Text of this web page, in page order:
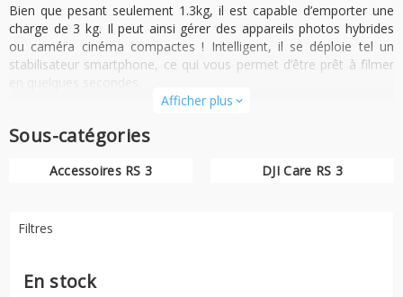
Bien que pesant seulement 1.3kg, il est capable d’emporter une
charge de 3 kg. Il peut ainsi gérer des appareils photos hybrides
ou caméra cinéma compactes ! Intelligent, il se déploie tel un
stabilisateur smartphone, ce qui vous permet d’être prêt à filmer
dans lesquels le stabilisateur DJI RS 3 est
proposé, vous retrouverez ici également les divers
équipements compatibles
aussi à disposition les
assurances DJI Care Refresh pour le
stabilisateurd'appareils photos, vous couvrant en cas de
Afficher plus expand_more
Sous-catégories
Accessoires RS 3 DJI Care RS 3
Filtres
En stock